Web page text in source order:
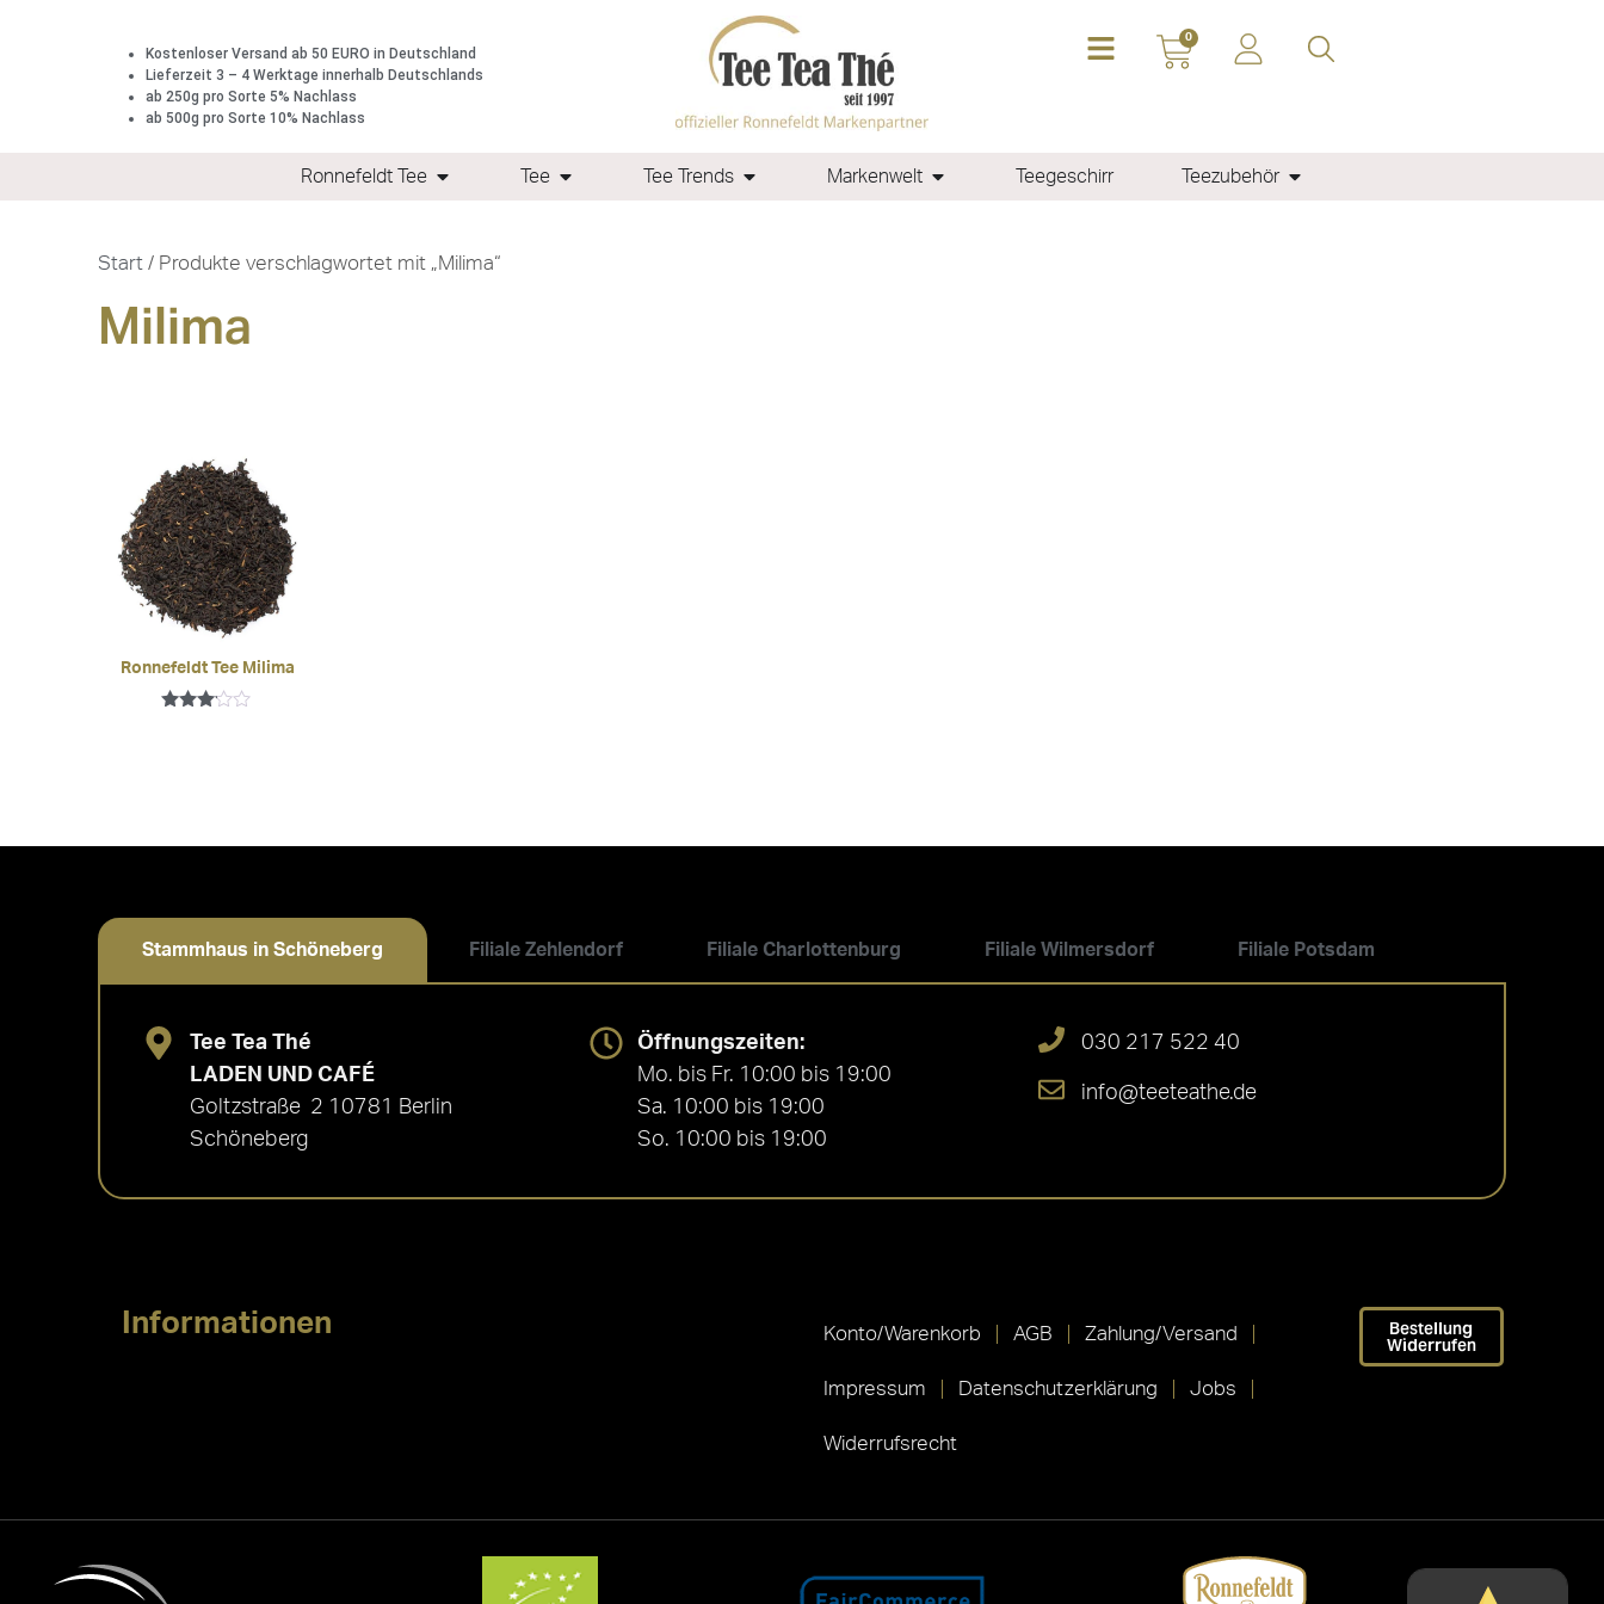
Kostenloser Versand ab 50 EURO in Deutschland
Lieferzeit 3 – 4 Werktage innerhalb Deutschlands
ab 250g pro Sorte 5% Nachlass
ab 500g pro Sorte 10% Nachlass
0
Ronnefeldt Tee Tee Tee Trends Markenwelt Teegeschirr Teezubehör
Start / Produkte verschlagwortet mit „Milima“
Milima
Ronnefeldt Tee Milima
Stammhaus in Schöneberg Filiale Zehlendorf Filiale Charlottenburg Filiale Wilmersdorf Filiale Potsdam
Tee Tea Thé
LADEN UND CAFÉ
Goltzstraße 2 10781 Berlin
Schöneberg
Öffnungszeiten:
Mo. bis Fr. 10:00 bis 19:00
Sa. 10:00 bis 19:00
So. 10:00 bis 19:00
030 217 522 40
info@teeteathe.de
Informationen Konto/Warenkorb AGB Zahlung/Versand
Impressum Datenschutzerklärung Jobs
Widerrufsrecht
Bestellung
Widerrufen